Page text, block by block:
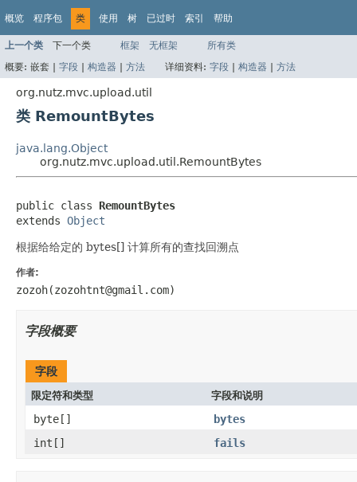
概览 程序包 类 使用 树 已过时 索引 帮助
上一个类 下一个类 框架 无框架
所有类
概要: 嵌套 | 字段 | 构造器 | 方法 详细资料: 字段 | 构造器 | 方法
org.nutz.mvc.upload.util
类 RemountBytes
java.lang.Object
org.nutz.mvc.upload.util.RemountBytes
public class RemountBytes
extends Object
根据给给定的 bytes[] 计算所有的查找回溯点
作者:
zozoh(zozohtnt@gmail.com)
字段概要
字段
限定符和类型 字段和说明
byte[]
bytes
int[]
fails